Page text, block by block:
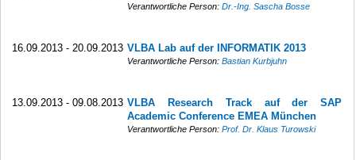
Verantwortliche Person:Dr.-Ing. Sascha Bosse
16.09.2013 - 20.09.2013 VLBA Lab auf der INFORMATIK 2013
Verantwortliche Person:Bastian Kurbjuhn
13.09.2013 - 09.08.2013 VLBA Research Track auf der SAP
Academic Conference EMEA München
Verantwortliche Person:Prof. Dr. Klaus Turowski